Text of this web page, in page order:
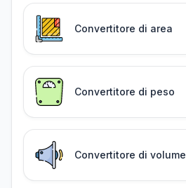
Convertitore di area
Convertitore di peso
Convertitore di volume